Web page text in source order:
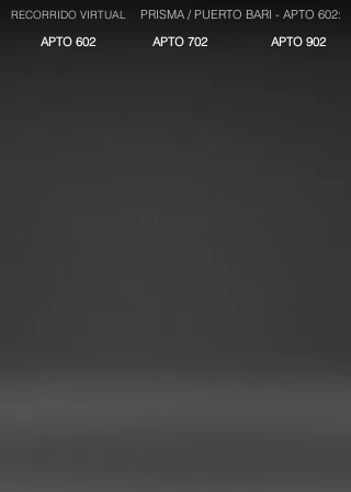
PRISMA / PUERTO BARI - APTO 602:
RECORRIDO VIRTUAL
APTO 602 APTO 702 APTO 902